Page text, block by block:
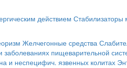
действием Стабилизаторы
Желчегонные средства
пищеварительной
и неспецифич. язвенных колитах